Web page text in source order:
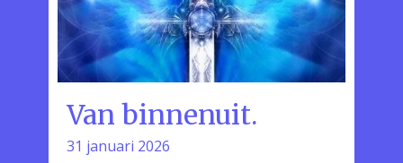
Van binnenuit.
31 januari 2026